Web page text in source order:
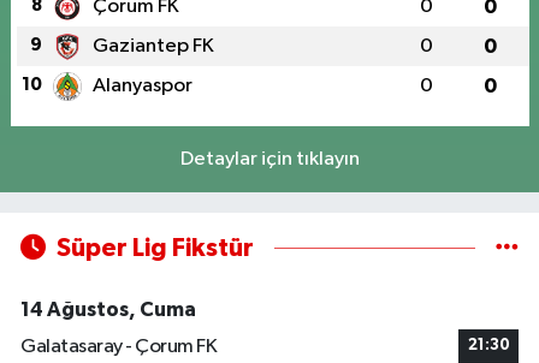
8 Çorum FK 0 0
9 Gaziantep FK 0 0
10 Alanyaspor 0 0
Detaylar için tıklayın
Süper Lig Fikstür
14 Ağustos, Cuma
Galatasaray - Çorum FK
21:30